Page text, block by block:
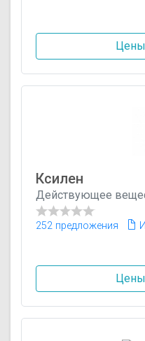
Цены
Ксилен
Действующее
252 предложения
Цены